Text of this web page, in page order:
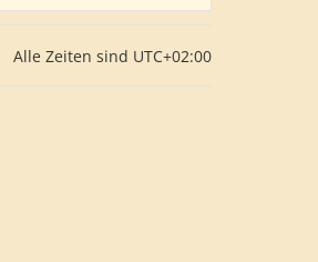
Alle Zeiten sind UTC+02:00